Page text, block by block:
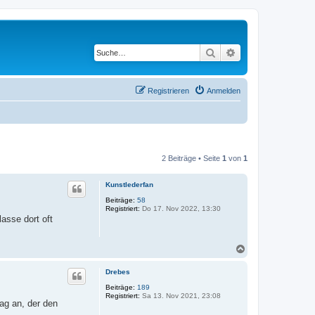
Suche
Anmelden
Registrieren
2 Beiträge • Seite 1 von 1
Kunstlederfan
Beiträge: 58
Registriert: Do 17. Nov 2022, 13:30
dort oft
Drebes
Beiträge: 189
Registriert: Sa 13. Nov 2021, 23:08
an, der den